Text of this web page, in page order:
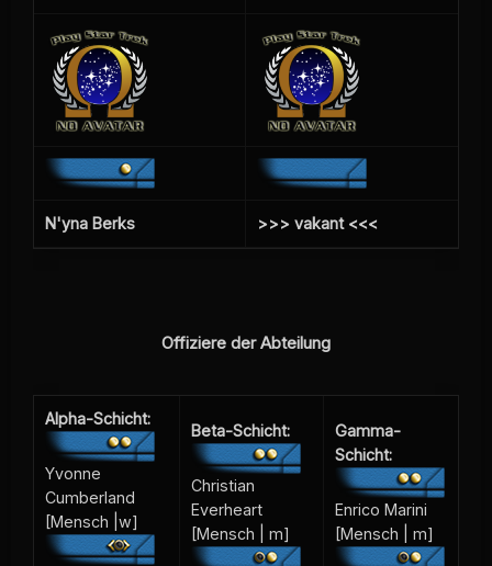
N'yna Berks >>> vakant <<<
Offiziere der Abteilung
Alpha-Schicht:
Yvonne
Cumberland
[Mensch |w]
Beta-Schicht:
Christian
Everheart
[Mensch | m]
Gamma-
Schicht:
Enrico Marini
[Mensch | m]